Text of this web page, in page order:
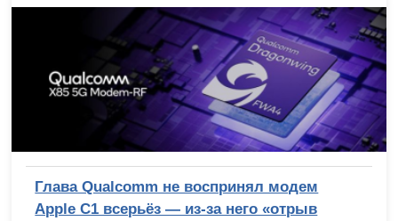
Глава Qualcomm не воспринял модем
Apple C1 всерьёз — из-за него «отрыв